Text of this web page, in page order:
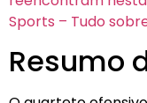
Sports – Tudo
Resumo